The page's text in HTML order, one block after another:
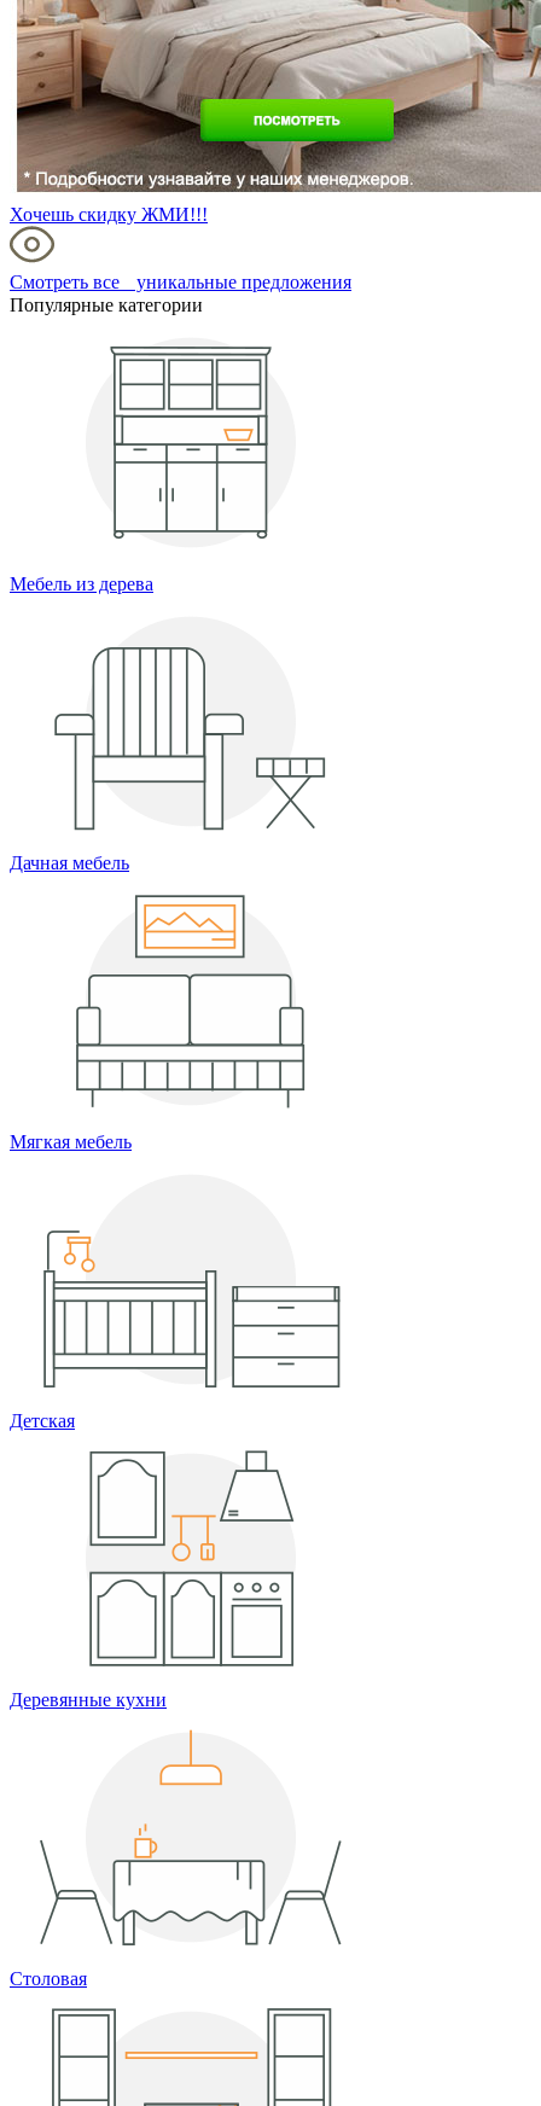
Хочешь скидку ЖМИ!!!
Смотреть все уникальные предложения
Популярные категории
Мебель из дерева
Дачная мебель
Мягкая мебель
Детская
Деревянные кухни
Столовая